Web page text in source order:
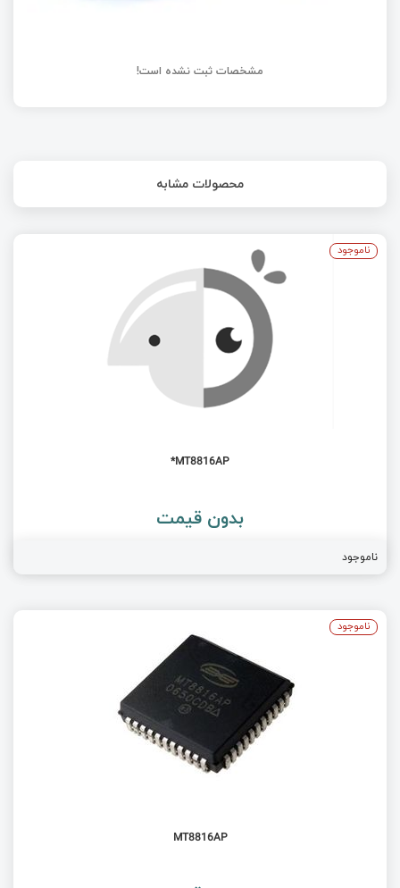
مشخصات ثبت نشده است!
محصولات مشابه
MT8816AP*
بدون قیمت
ناموجود
ناموجود
MT8816AP
ناموجود